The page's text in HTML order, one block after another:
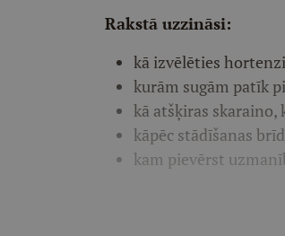
Rakstā uzzināsi:
kā izvēlēties
kurām sugām patīk
kā atšķiras
kāpēc stādīšanas
kam pievērst